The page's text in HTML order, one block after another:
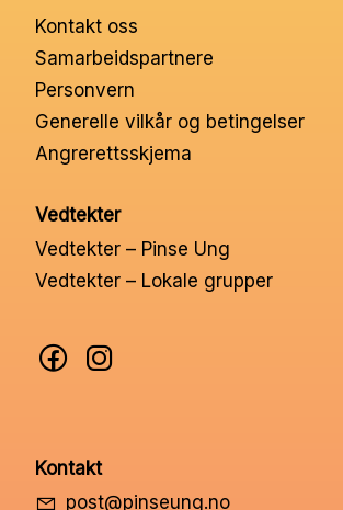
Kontakt oss
Samarbeidspartnere
Personvern
Generelle vilkår og betingelser
Angrerettsskjema
Vedtekter
Vedtekter – Pinse Ung
Vedtekter – Lokale grupper
Kontakt
post@pinseung.no
Nettbutikk
Kontakt oss
Min konto